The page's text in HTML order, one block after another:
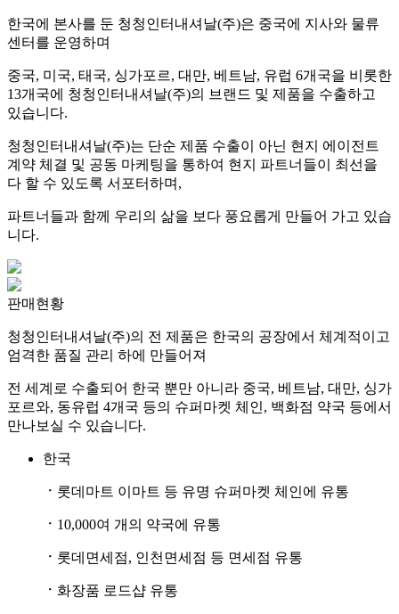
한국에 본사를 둔 청청인터내셔날(주)은 중국에 지사와 물류
센터를 운영하며
중국, 미국, 태국, 싱가포르, 대만, 베트남, 유럽 6개국을 비롯한
13개국에 청청인터내셔날(주)의 브랜드 및 제품을 수출하고
있습니다.
청청인터내셔날(주)는 단순 제품 수출이 아닌 현지 에이전트
계약 체결 및 공동 마케팅을 통하여 현지 파트너들이 최선을
다 할 수 있도록 서포터하며,
파트너들과 함께 우리의 삶을 보다 풍요롭게 만들어 가고 있습
니다.
판매현황
청청인터내셔날(주)의 전 제품은 한국의 공장에서 체계적이고
엄격한 품질 관리 하에 만들어져
전 세계로 수출되어 한국 뿐만 아니라 중국, 베트남, 대만, 싱가
포르와, 동유럽 4개국 등의 슈퍼마켓 체인, 백화점 약국 등에서
만나보실 수 있습니다.
한국
ㆍ 롯데마트 이마트 등 유명 슈퍼마켓 체인에 유통
ㆍ 10,000여 개의 약국에 유통
ㆍ 롯데면세점, 인천면세점 등 면세점 유통
ㆍ 화장품 로드샵 유통